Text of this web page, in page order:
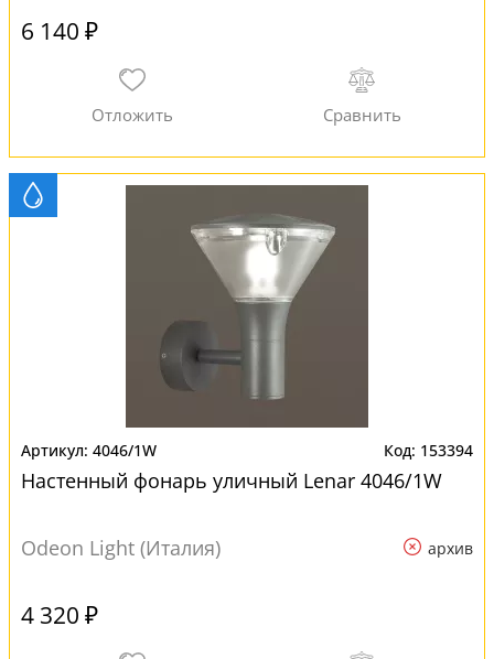
6 140 ₽
4046/1W 153394
Настенный фонарь уличный Lenar 4046/1W
Odeon Light (Италия) архив
4 320 ₽